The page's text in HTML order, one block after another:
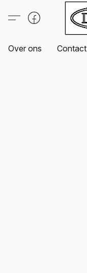
Over ons Contact